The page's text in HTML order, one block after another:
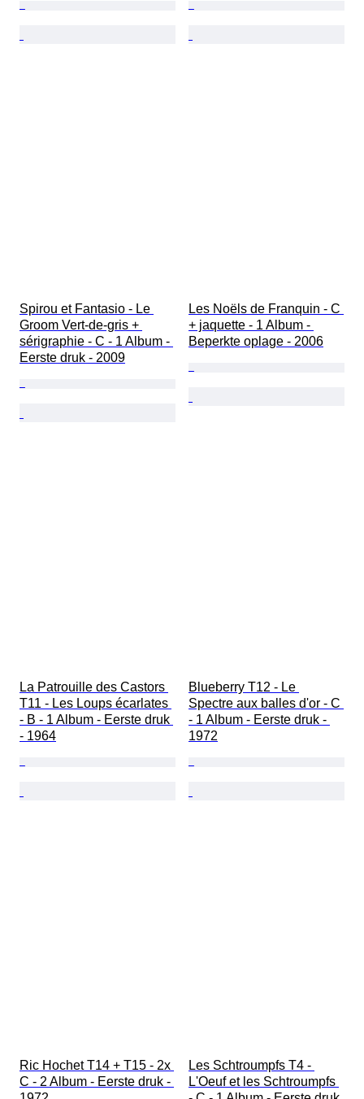
Spirou et Fantasio - Le
Groom Vert-de-gris +
sérigraphie - C - 1 Album -
Eerste druk - 2009
Les Noëls de Franquin - C
+ jaquette - 1 Album -
Beperkte oplage - 2006
La Patrouille des Castors
T11 - Les Loups écarlates
- B - 1 Album - Eerste druk
- 1964
Blueberry T12 - Le
Spectre aux balles d'or - C
- 1 Album - Eerste druk -
1972
Ric Hochet T14 + T15 - 2x
C - 2 Album - Eerste druk -
Les Schtroumpfs T4 -
L'Oeuf et les Schtroumpfs